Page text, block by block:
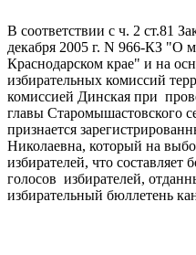
В соответствии с ч. 2 ст.81
декабря 2005 г. N 966-КЗ "О
Краснодарском крае" и на
избирательных комиссий
комиссией Динская при
главы Старомышастовского
признается
Николаевна, который на
избирателей, что
голосов избирателей,
избирательный бюллетень